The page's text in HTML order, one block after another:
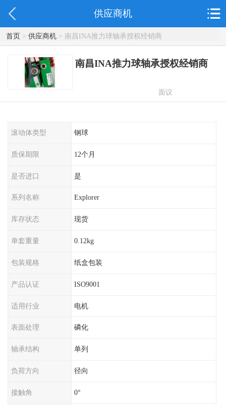
供应商机
首页> 供应商机> 南昌INA推力球轴承授权经销商
南昌INA推力球轴承授权经销商
面议
滚动体类型 钢球
质保期限 12个月
是否进口 是
系列名称 Explorer
库存状态 现货
单套重量 0.12kg
包装规格 纸盒包装
产品认证 ISO9001
适用行业 电机
表面处理 磷化
轴承结构 单列
负荷方向 径向
接触角 0°